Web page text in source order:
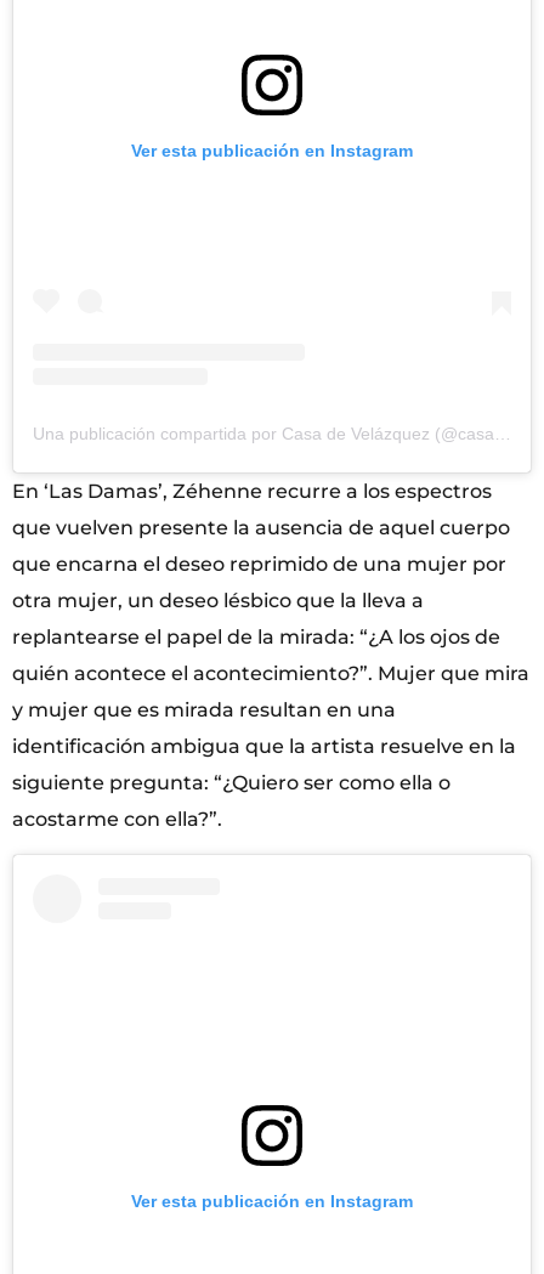
Ver esta publicación en Instagram
En ‘Las Damas’, Zéhenne recurre a los espectros
que vuelven presente la ausencia de aquel cuerpo
que encarna el deseo reprimido de una mujer por
otra mujer, un deseo lésbico que la lleva a
replantearse el papel de la mirada: “¿A los ojos de
quién acontece el acontecimiento?”. Mujer que mira
y mujer que es mirada resultan en una
identificación ambigua que la artista resuelve en la
siguiente pregunta: “¿Quiero ser como ella o
acostarme con ella?”.
Ver esta publicación en Instagram